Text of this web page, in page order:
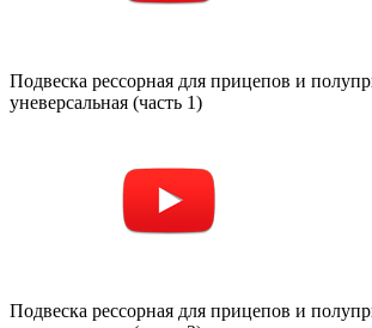
Подвеска рессорная для прицепов и
уневерсальная (часть 1)
Подвеска рессорная для прицепов и